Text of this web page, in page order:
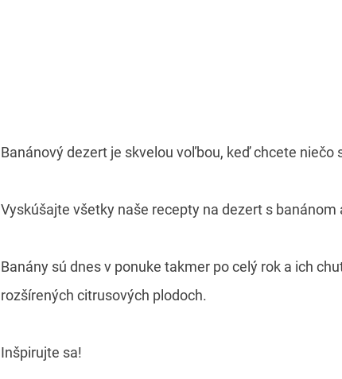
Banánový dezert je skvelou voľbou, keď chcete niečo
Vyskúšajte všetky naše recepty na dezert s
Banány sú dnes v ponuke takmer po celý rok a ich
rozšírených citrusových plodoch.
Inšpirujte sa!